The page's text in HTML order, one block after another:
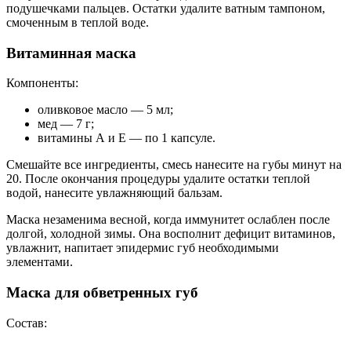
подушечками пальцев. Остатки удалите ватным тампоном,
смоченным в теплой воде.
Витаминная маска
Компоненты:
оливковое масло — 5 мл;
мед — 7 г;
витамины А и Е — по 1 капсуле.
Смешайте все ингредиенты, смесь нанесите на губы минут на
20. После окончания процедуры удалите остатки теплой
водой, нанесите увлажняющий бальзам.
Маска незаменима весной, когда иммунитет ослаблен после
долгой, холодной зимы. Она восполнит дефицит витаминов,
увлажнит, напитает эпидермис губ необходимыми
элементами.
Маска для обветренных губ
Состав: